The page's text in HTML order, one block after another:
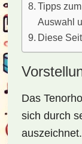
Tipps
Auswahl
Diese
Das
sich durch